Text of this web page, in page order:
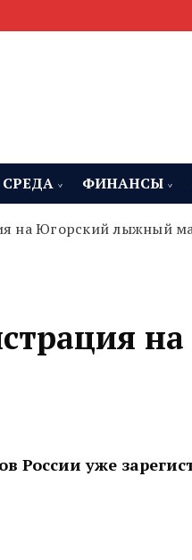
ФИНАНСЫ
на Югорский лыжный
России уже